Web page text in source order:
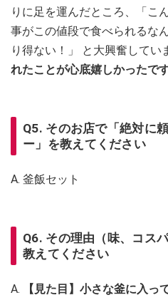
りに足を運んだところ、「こ
事がこの値段で食べられるな
り得ない！」 と大興奮してい
れたことが心底嬉しかったです
Q5. そのお店で「絶対に
ー」を教えてください
A. 釜飯セット
Q6. その理由（味、コス
教えてください
A.
【見た目】小さな釜に入